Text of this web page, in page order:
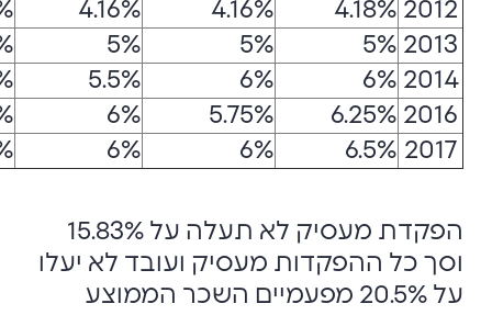
2012
4.18%
4.16%
4.16%
2013
5%
5%
5%
2014
6%
6%
5.5%
2016
6.25%
5.75%
6%
2017
6.5%
6%
6%
הפקדת מעסיק לא תעלה על 15.83%
וסך כל ההפקדות מעסיק ועובד לא יעלו
על 20.5% מפעמיים השכר הממוצע